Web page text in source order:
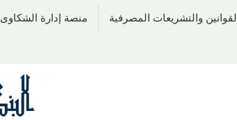
القوانين والتشريعات المصرفية منصة إدارة الشكاوى